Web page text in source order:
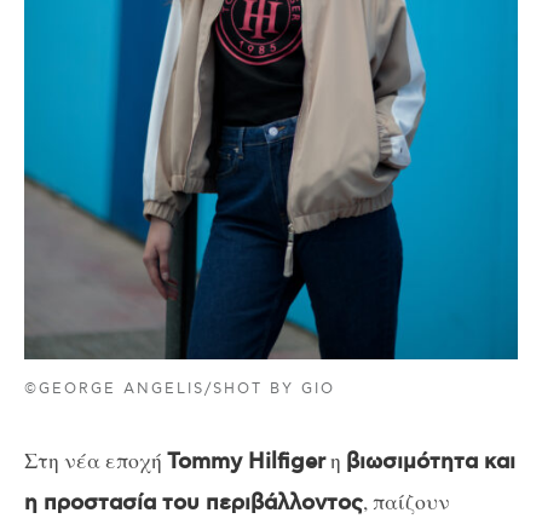
©GEORGE ANGELIS/SHOT BY GIO
Στη νέα εποχή Tommy Hilfigerη βιωσιμότητα και
η προστασία του περιβάλλοντος, παίζουν